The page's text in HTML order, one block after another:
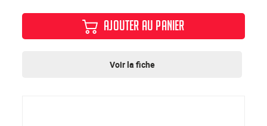
AJOUTER AU PANIER
Voir la fiche